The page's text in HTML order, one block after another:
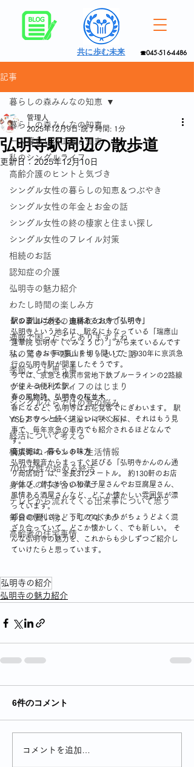
☎045-516-4486
共に歩む未来
記事
暮らしの森みんなの知恵
一人暮らしの工夫と知恵
私のシングルライフ
高齢介護のヒントと気づき
シングル女性の暮らしの知恵＆つぶやき
シングル女性の年金とお金の話
シングル女性の終の棲家と住まい探し
シングル女性のフレイル対策
相続のお話
認知症の介護
弘明寺の魅力紹介
わたし時間の楽しみ方
シングル女性の連休について
通販で困ったことありますよね
私の驚き・戸惑いドキッとした話
季節ごとに思う事
ウォーキングライフのはじまり
シングルならではの食の悩み
YSLアソシエーションイベント
終活について考える
横浜市のイベント・生活情報
70代女性が始める終活
身体との付き合いかた
テレビから流れてくる出来事について思う
毎日の買い物どうしてますか
高齢者の住宅事情
暮らしの森みんなの知恵
弘明寺駅周辺の散歩道
管理人
2025年12月9日 読了時間: 1分
更新日： 2025年12月10日
駅の裏山にある、由緒あるお寺「弘明寺」
弘明寺という地名は、駅名にもなっている「瑞應山
蓮華院 弘明寺（ぐみょうじ）」から来ているんです
よ。 このお寺の裏山を切り開いて、1930年に京浜急
行の弘明寺駅が開業したそうです。
今では、京急と横浜市営地下鉄ブルーラインの2路線
が使える便利な駅。
春の風物詩、弘明寺の桜並木
春になると、弘明寺はお花見客でにぎわいます。 駅
からお寺へと続く道沿いに咲く桜は、それはもう見
事で、毎年京急の車内でも紹介されるほどなんで
す。
商店街は、暮らしの味方
弘明寺観音からまっすぐ延びる「弘明寺かんのん通
り商店街」は、全長312メートル。 約130軒のお店
が並び、昔ながらの和菓子屋さんやお豆腐屋さん、
風情ある酒屋さんなど、どこか懐かしい雰囲気が漂
っています。
都会の便利さと、下町のぬくもりがちょうどよく混
ざり合っていて、どこか懐かしく、でも新しい。 そ
んな弘明寺の魅力を、これからも少しずつご紹介し
ていけたらと思っています。
弘明寺の紹介
弘明寺の魅力紹介
6件のコメント
コメントを追加…